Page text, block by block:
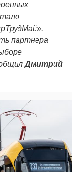
партнера
Дмитрий